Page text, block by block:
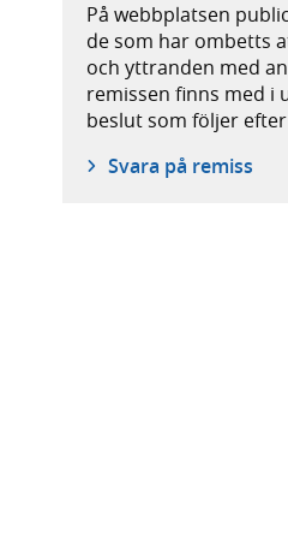
På webbplatsen
de som har ombetts
och yttranden med
remissen finns med i
beslut som följer
Svara på remiss